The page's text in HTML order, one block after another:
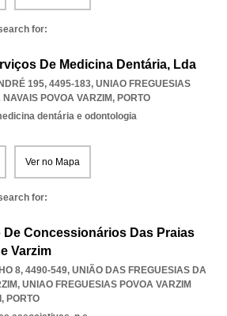
for:
De Medicina Dentária, Lda
195, 4495-183, UNIAO FREGUESIAS
POVOA VARZIM, PORTO
dentária e odontologia
Ver no Mapa
for:
Concessionários Das Praias
Varzim
8, 4490-549, UNIÃO DAS FREGUESIAS DA
, UNIAO FREGUESIAS POVOA VARZIM
, PORTO